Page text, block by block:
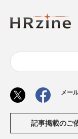
メー
記事掲載のご